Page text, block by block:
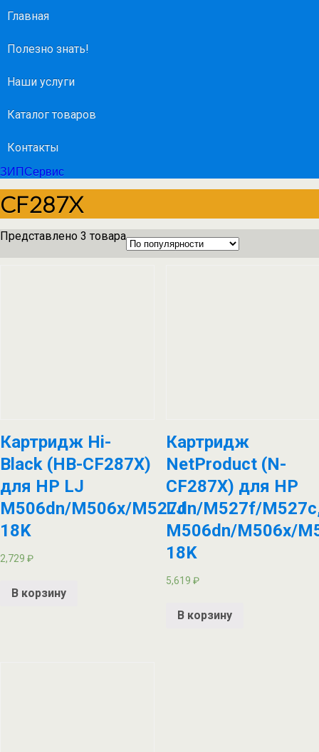
Главная
Полезно знать!
Наши услуги
Каталог товаров
Контакты
ЗИПСервис
CF287X
Представлено 3 товара
Картридж Hi-
Black (HB-CF287X)
для HP LJ
M506dn/M506x/M527dn/M527f/
18K
2,729 ₽
В корзину
Картридж
NetProduct (N-
CF287X) для HP
LJ
M506dn/M506x/
18K
5,619 ₽
В корзину